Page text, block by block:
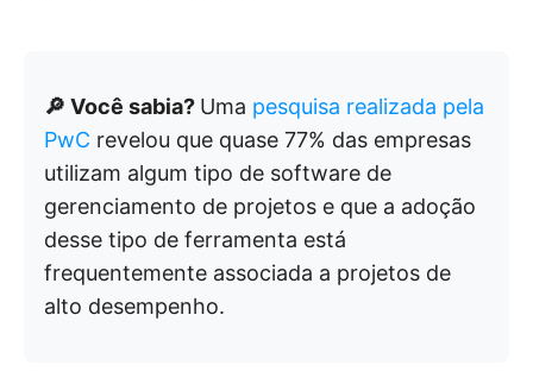
🔎 Você sabia? Uma pesquisa realizada pela
PwC revelou que quase 77% das empresas
utilizam algum tipo de software de
gerenciamento de projetos e que a adoção
desse tipo de ferramenta está
frequentemente associada a projetos de
alto desempenho.